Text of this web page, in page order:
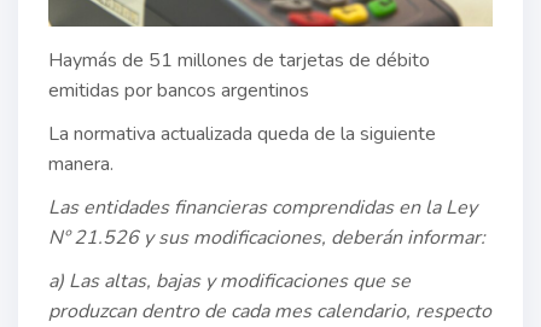
Haymás de 51 millones de tarjetas de débito
emitidas por bancos argentinos
La normativa actualizada queda de la siguiente
manera.
Las entidades financieras comprendidas en la Ley
Nº 21.526 y sus modificaciones, deberán informar:
a) Las altas, bajas y modificaciones que se
produzcan dentro de cada mes calendario, respecto